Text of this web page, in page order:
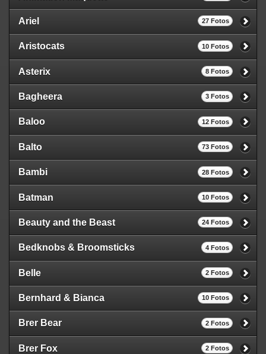
Ariel 27 Fotos
Aristocats 10 Fotos
Asterix 8 Fotos
Bagheera 3 Fotos
Baloo 12 Fotos
Balto 73 Fotos
Bambi 28 Fotos
Batman 10 Fotos
Beauty and the Beast 24 Fotos
Bedknobs & Broomsticks 4 Fotos
Belle 2 Fotos
Bernhard & Bianca 10 Fotos
Brer Bear 2 Fotos
Brer Fox 2 Fotos